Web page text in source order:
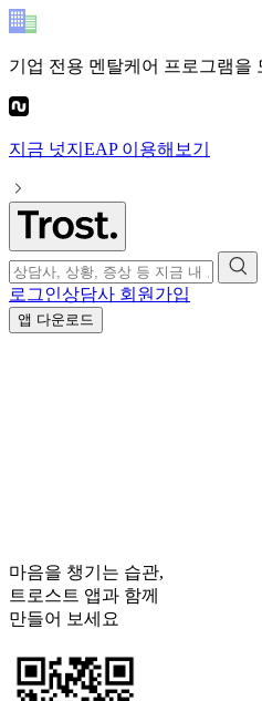
기업 전용 멘탈케어 프로그램을
지금 넛지EAP이용해보기
로그인상담사 회원가입
앱 다운로드
마음을 챙기는 습관,
트로스트 앱과 함께
만들어 보세요